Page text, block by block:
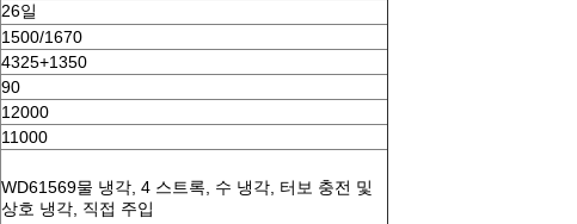
26일
1500/1670
4325+1350
90
12000
11000
WD61569물 냉각, 4 스트록, 수 냉각, 터보 충전 및
상호 냉각, 직접 주입